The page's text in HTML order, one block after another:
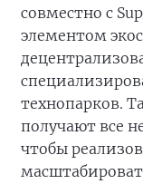
совместно с
элементом
технопарков.
получают все
чтобы